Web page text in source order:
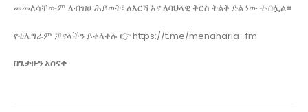
መመለሳቸውም ለብዝሀ ሕይወት፣ ለእርሻ እና ለባህላዊ ቅርስ ትልቅ ድል ነው ተብሏል።
የቴሌግራም ቻናላችን ይቀላቀሉ 👉 https://t.me/menaharia_fm
በጌታሁን አስናቀ